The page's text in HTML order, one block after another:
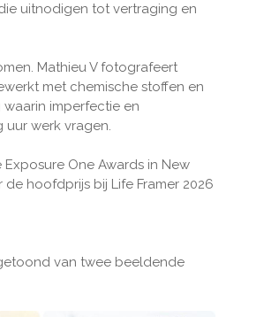
uitnodigen tot vertraging en
Mathieu V fotografeert
met chemische stoffen en
imperfectie en
werk vragen.
One Awards in New
hoofdprijs bij Life Framer 2026
van twee beeldende